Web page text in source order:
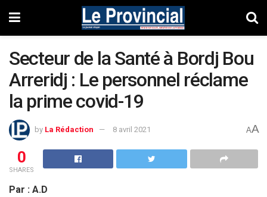
Secteur de la Santé à Bordj Bou
Arreridj : Le personnel réclame
la prime covid-19
by La Rédaction 8 avril 2021 AA
0
SHARES
Par : A.D